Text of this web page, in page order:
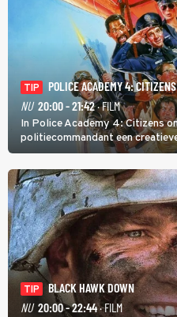
TIP
POLICE ACADEMY 4:
NU 20:00 - 21:42· FILM
In Police Academy 4: Citizens
politiecommandant een
agenten.
TIP
BLACK HAWK DOWN
NU 20:00 - 22:44· FILM